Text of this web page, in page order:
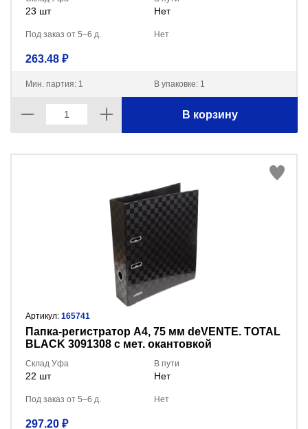
23 шт Нет
Под заказ от 5–6 д. Нет
263.48 ₽
Мин. партия: 1 В упаковке: 1
В корзину
Артикул: 165741
Пaпка-регистратор А4, 75 мм deVENTE. TOTAL
BLACK 3091308 с мет. окантовкой
Склад Уфа
22 шт
В пути
Нет
Под заказ от 5–6 д. Нет
297.20 ₽